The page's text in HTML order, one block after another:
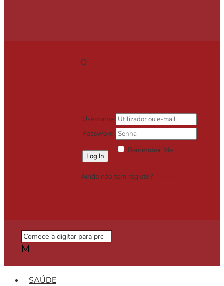
Q
Username
Password
Remember Me
Ainda não tem registo?
M
SAÚDE